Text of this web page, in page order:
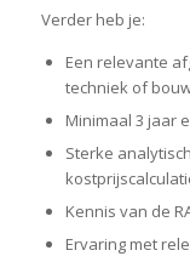
Verder heb je:
Een relevante
techniek of
Minimaal 3 jaar
Sterke
Kennis van de
Ervaring met